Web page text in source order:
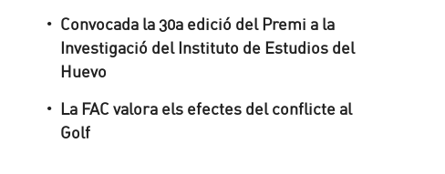
Convocada la 30a edició del Premi a la
Investigació del Instituto de Estudios del
Huevo
La FAC valora els efectes del conflicte al
Golf